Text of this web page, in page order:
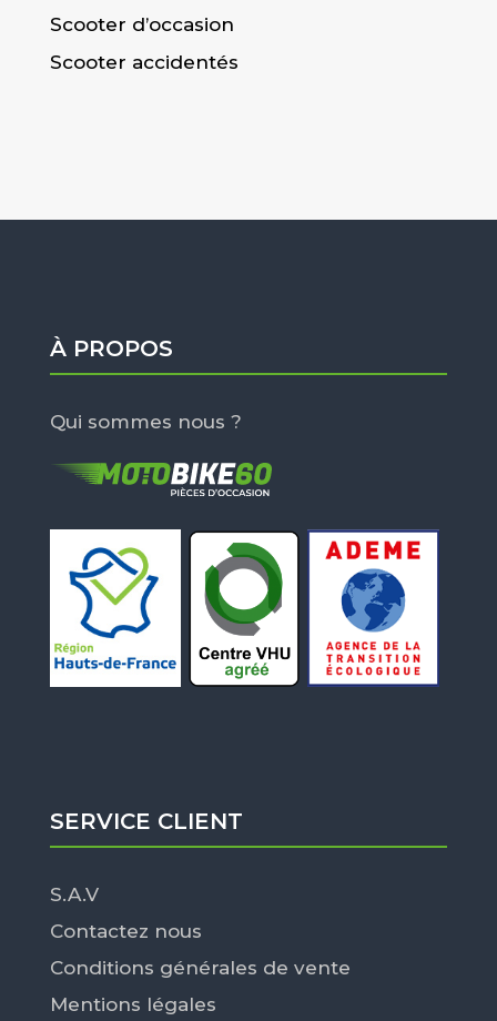
Scooter d’occasion
Scooter accidentés
À PROPOS
Qui sommes nous ?
SERVICE CLIENT
S.A.V
Contactez nous
Conditions générales de vente
Mentions légales